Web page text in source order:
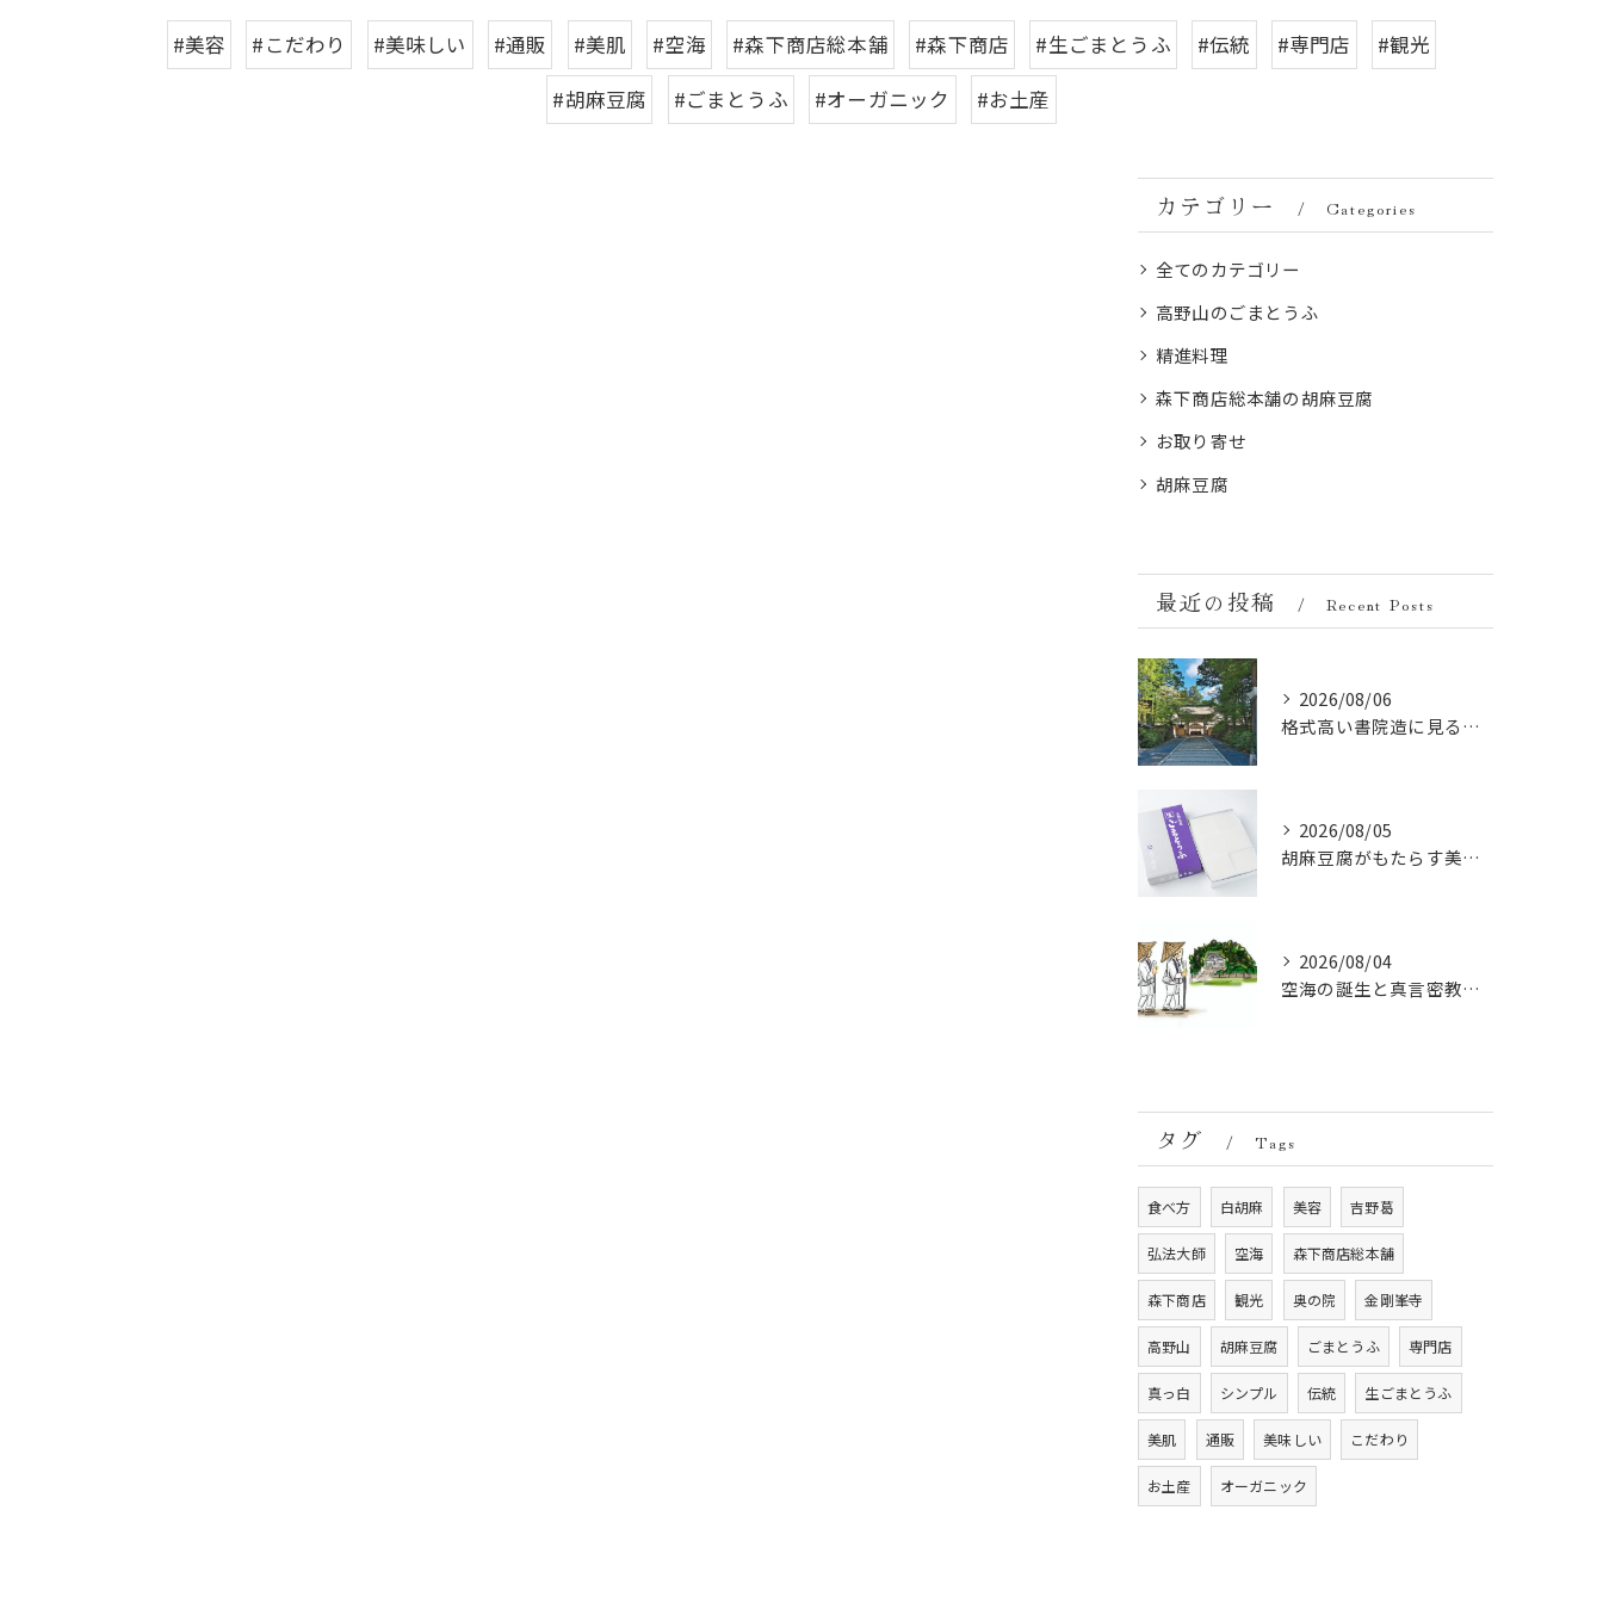
#美容 #こだわり #美味しい #通販 #美肌 #空海 #森下商店総本舗 #森下商店 #生ごまとうふ #伝統 #専門店
#観光
#胡麻豆腐
#ごまとうふ #オーガニック #お土産
カテゴリー Categories
全てのカテゴリー
高野山のごまとうふ
精進料理
森下商店総本舗の胡麻豆腐
お取り寄せ
胡麻豆腐
最近の投稿 Recent Posts
2026/08/06
格式高い書院造に見る金剛峯寺の中世から近世への変遷
2026/08/05
胡麻豆腐がもたらす美肌の秘密：ビタミンEと抗酸化成分の力
2026/08/04
空海の誕生と真言密教の始まり：お遍路伝説の起点
タグ Tags
食べ方 白胡麻 美容 吉野葛
弘法大師 空海 森下商店総本舗
森下商店 観光 奥の院 金剛峯寺
高野山 胡麻豆腐 ごまとうふ 専門店
真っ白 シンプル 伝統 生ごまとうふ
美肌 通販 美味しい こだわり
お土産 オーガニック